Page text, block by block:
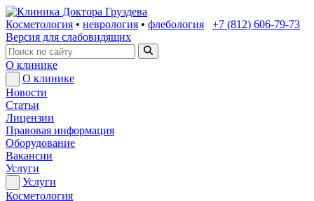
Косметология • неврология • флебология
+7 (812) 606-79-73
Версия для слабовидящих
О клинике
О клинике
Новости
Статьи
Лицензии
Правовая информация
Оборудование
Вакансии
Услуги
Услуги
Косметология